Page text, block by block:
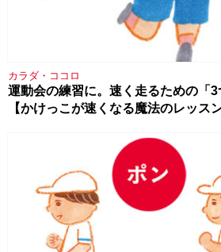
カラダ・ココロ
運動会の練習に。速く走るための「3
【かけっこが速くなる魔法のレッス